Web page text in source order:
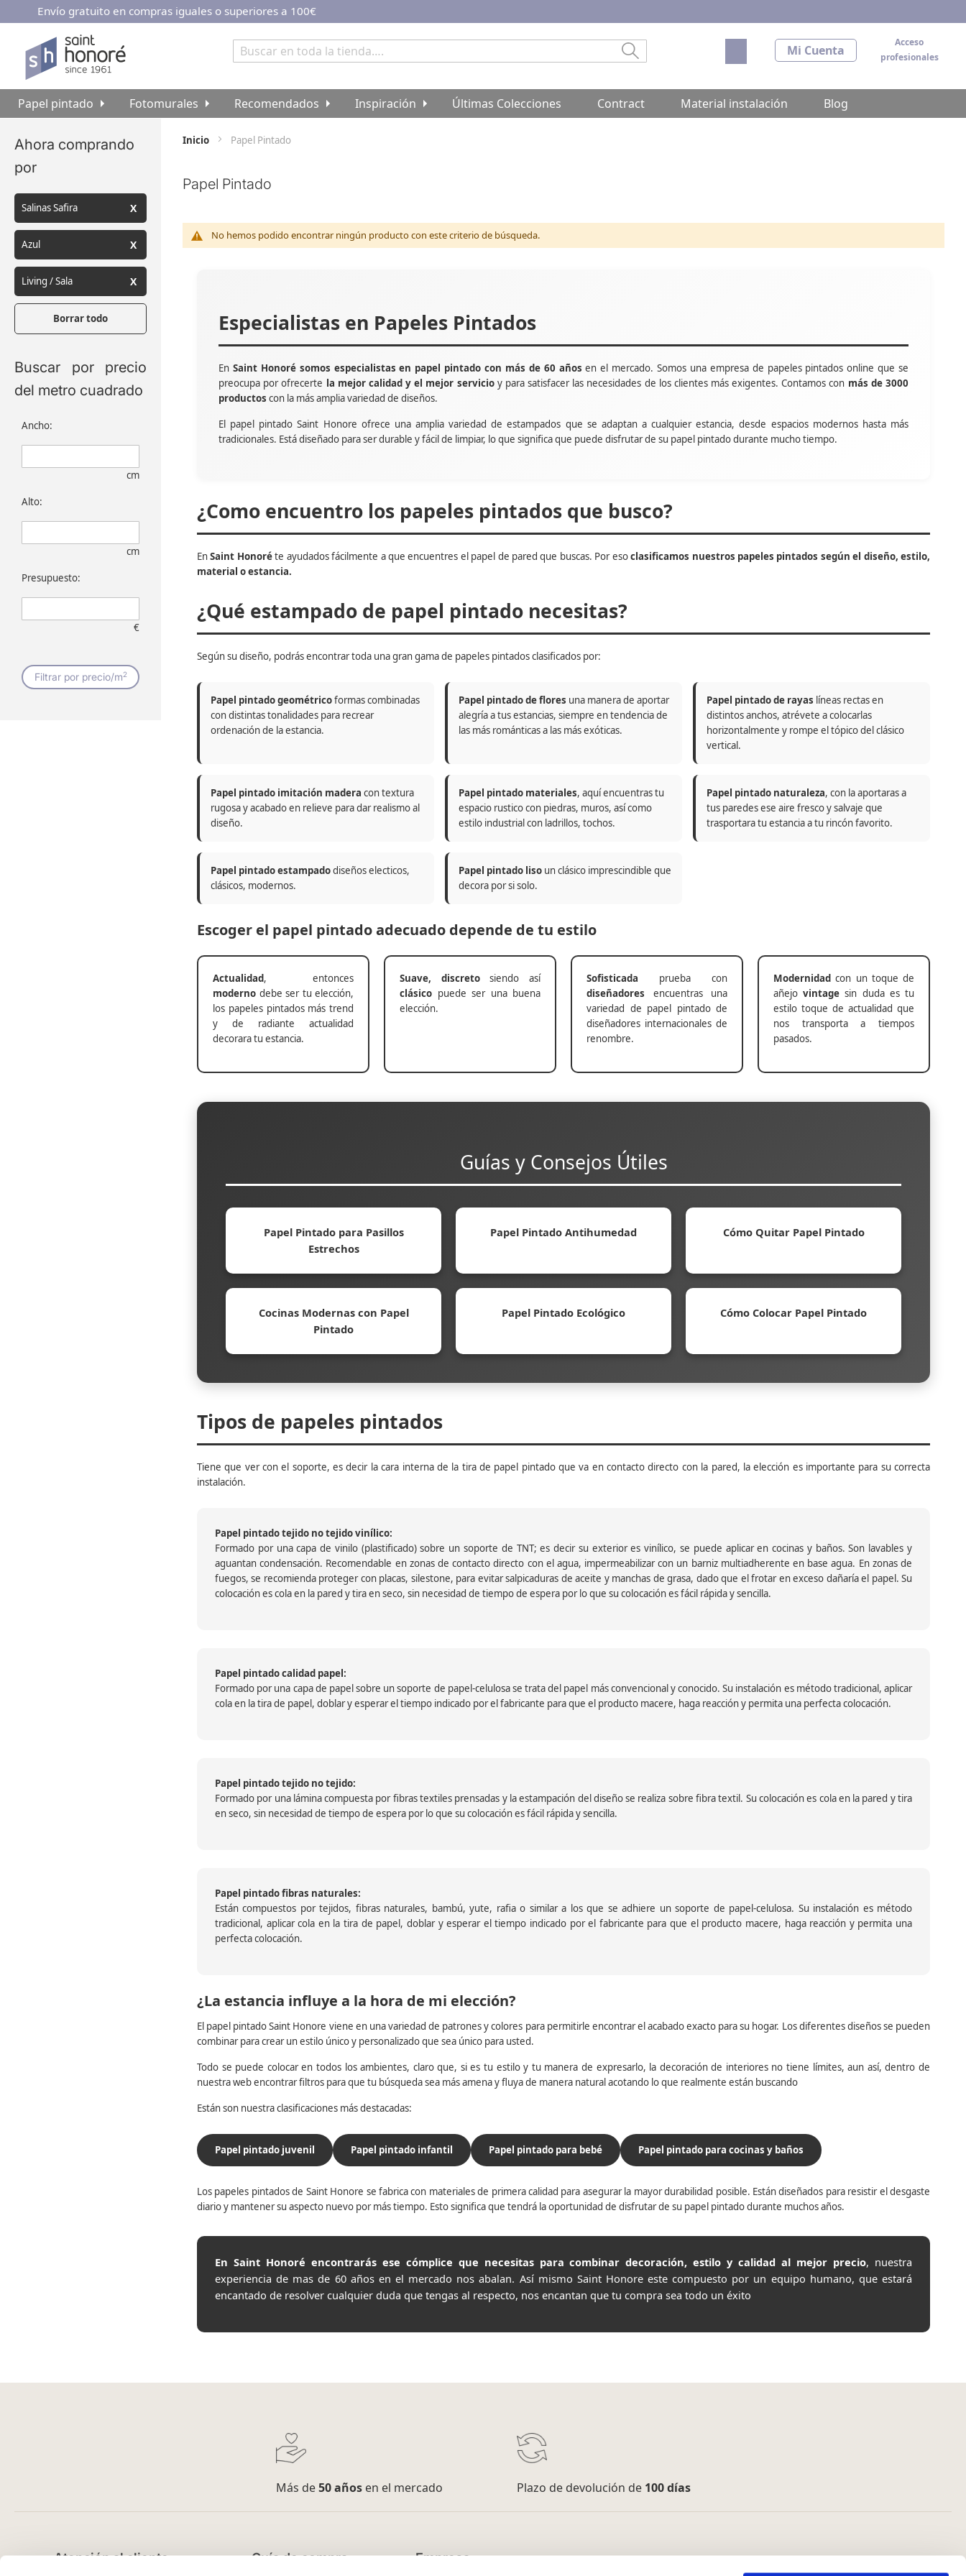
Ir
contenido
Envío gratuito en compras iguales o superiores a 100€
Acceso
profesionales
Mi Cuenta
Mi carrito
Papel pintado Fotomurales Recomendados Inspiración Últimas Colecciones Contract Material instalación Blog
Inicio Papel Pintado
Papel Pintado
No hemos podido encontrar ningún producto con este criterio de búsqueda.
Especialistas en Papeles Pintados
En Saint Honoré somos especialistas en papel pintado con más de 60 años en el mercado. Somos una empresa de papeles pintados online que se
preocupa por ofrecerte la mejor calidad y el mejor servicioy para satisfacer las necesidades de los clientes más exigentes. Contamos con más de 3000
productos con la más amplia variedad de diseños.
El papel pintado Saint Honore ofrece una amplia variedad de estampados que se adaptan a cualquier estancia, desde espacios modernos hasta más
tradicionales. Está diseñado para ser durable y fácil de limpiar, lo que significa que puede disfrutar de su papel pintado durante mucho tiempo.
¿Como encuentro los papeles pintados que busco?
EnSaint Honoréte ayudados fácilmente a que encuentres el papel de pared que buscas. Por esoclasificamos nuestros papeles pintados según el diseño, estilo,
material o estancia.
¿Qué estampado de papel pintado necesitas?
Según su diseño, podrás encontrar toda una gran gama de papeles pintados clasificados por:
Papel pintado geométricoformas combinadas
con distintas tonalidades para recrear
ordenación de la estancia.
Papel pintado de flores una manera de aportar
alegría a tus estancias, siempre en tendencia de
las más románticas a las más exóticas.
Papel pintado de rayas líneas rectas en
distintos anchos, atrévete a colocarlas
horizontalmente y rompe el tópico del clásico
vertical.
Papel pintado imitación madera con textura
rugosa y acabado en relieve para dar realismo al
diseño.
Papel pintado materiales, aquí encuentras tu
espacio rustico con piedras, muros, así como
estilo industrial con ladrillos, tochos.
Papel pintado naturaleza, con la aportaras a
tus paredes ese aire fresco y salvaje que
trasportara tu estancia a tu rincón favorito.
Papel pintado estampadodiseños electicos,
clásicos, modernos.
Papel pintado liso un clásico imprescindible que
decora por si solo.
Escoger el papel pintado adecuado depende de tu estilo
Actualidad, entonces
moderno debe ser tu elección,
los papeles pintados más trend
y de radiante actualidad
decorara tu estancia.
Suave, discretosiendo así
clásico puede ser una buena
elección.
Sofisticada prueba con
diseñadores encuentras una
variedad de papel pintado de
diseñadores internacionales de
renombre.
Modernidad con un toque de
añejovintage sin duda es tu
estilo toque de actualidad que
nos transporta a tiempos
pasados.
Guías y Consejos Útiles
Papel Pintado para Pasillos
Estrechos
Papel Pintado Antihumedad Cómo Quitar Papel Pintado
Cocinas Modernas con Papel
Pintado
Papel Pintado Ecológico Cómo Colocar Papel Pintado
Tipos de papeles pintados
Tiene que ver con el soporte, es decir la cara interna de la tira de papel pintado que va en contacto directo con la pared, la elección es importante para su correcta
instalación.
Papel pintado tejido no tejido vinílico:
Formado por una capa de vinilo (plastificado) sobre un soporte de TNT; es decir su exterior es vinílico, se puede aplicar en cocinas y baños. Son lavables y
aguantan condensación. Recomendable en zonas de contacto directo con el agua, impermeabilizar con un barniz multiadherente en base agua. En zonas de
fuegos, se recomienda proteger con placas, silestone, para evitar salpicaduras de aceite y manchas de grasa, dado que el frotar en exceso dañaría el papel. Su
colocación es cola en la pared y tira en seco, sin necesidad de tiempo de espera por lo que su colocación es fácil rápida y sencilla.
Papel pintado calidad papel:
Formado por una capa de papel sobre un soporte de papel-celulosa se trata del papel más convencional y conocido. Su instalación es método tradicional, aplicar
cola en la tira de papel, doblar y esperar el tiempo indicado por el fabricante para que el producto macere, haga reacción y permita una perfecta colocación.
Papel pintado tejido no tejido:
Formado por una lámina compuesta por fibras textiles prensadas y la estampación del diseño se realiza sobre fibra textil. Su colocación es cola en la pared y tira
en seco, sin necesidad de tiempo de espera por lo que su colocación es fácil rápida y sencilla.
Papel pintado fibras naturales:
Están compuestos por tejidos, fibras naturales, bambú, yute, rafia o similar a los que se adhiere un soporte de papel-celulosa. Su instalación es método
tradicional, aplicar cola en la tira de papel, doblar y esperar el tiempo indicado por el fabricante para que el producto macere, haga reacción y permita una
perfecta colocación.
¿La estancia influye a la hora de mi elección?
El papel pintado Saint Honore viene en una variedad de patrones y colores para permitirle encontrar el acabado exacto para su hogar. Los diferentes diseños se pueden
combinar para crear un estilo único y personalizado que sea único para usted.
Todo se puede colocar en todos los ambientes, claro que, si es tu estilo y tu manera de expresarlo, la decoración de interiores no tiene límites, aun así, dentro de
nuestra web encontrar filtros para que tu búsqueda sea más amena y fluya de manera natural acotando lo que realmente están buscando
Están son nuestra clasificaciones más destacadas:
Papel pintado juvenil Papel pintado infantil Papel pintado para bebé Papel pintado para cocinas y baños
Los papeles pintados de Saint Honore se fabrica con materiales de primera calidad para asegurar la mayor durabilidad posible. Están diseñados para resistir el desgaste
diario y mantener su aspecto nuevo por más tiempo. Esto significa que tendrá la oportunidad de disfrutar de su papel pintado durante muchos años.
En Saint Honoré encontrarás ese cómplice que necesitas para combinar decoración, estilo y calidad al mejor precio, nuestra
experiencia de mas de 60 años en el mercado nos abalan. Así mismo Saint Honore este compuesto por un equipo humano, que estará
encantado de resolver cualquier duda que tengas al respecto, nos encantan que tu compra sea todo un éxito
Buscar por precio
del metro cuadrado
Ancho:
cm
Alto:
cm
Presupuesto:
€
Filtrar por precio/m2
Ahora comprando
por
Salinas Safira
Azul
Living / Sala
Borrar todo
Más de50 añosen el mercado Plazo de devolución de 100 días
Atención al cliente Guía de compra Empresa